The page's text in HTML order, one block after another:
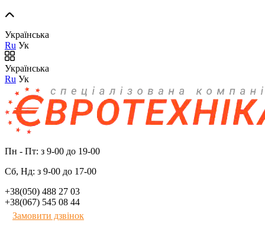
Українська
Ru Ук
Українська
Ru Ук
Пн - Пт: з 9-00 до 19-00
Сб, Нд: з 9-00 до 17-00
+38(050) 488 27 03
+38(067) 545 08 44
Замовити дзвінок